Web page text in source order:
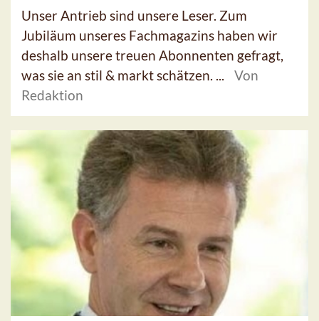
Unser Antrieb sind unsere Leser. Zum
Jubiläum unseres Fachmagazins haben wir
deshalb unsere treuen Abonnenten gefragt,
was sie an stil & markt schätzen. ...
Von
Redaktion